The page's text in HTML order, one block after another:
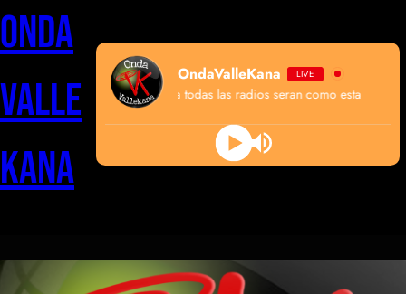
Saltar
contenido
Onda
Valle
Kana
OndaValleKana LIVE
algun dia todas las radios seran como esta